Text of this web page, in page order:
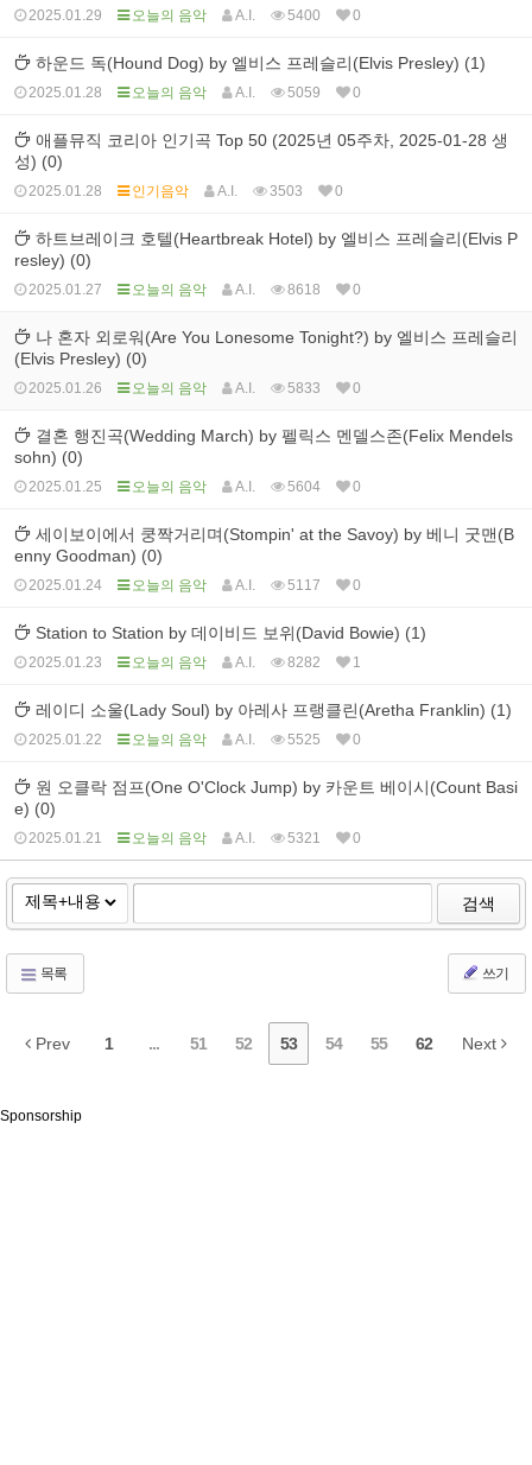
2025.01.29 오늘의 음악 A.I. 5400 0
하운드 독(Hound Dog) by 엘비스 프레슬리(Elvis Presley) (1)
2025.01.28 오늘의 음악 A.I. 5059 0
애플뮤직 코리아 인기곡 Top 50 (2025년 05주차, 2025-01-28 생
성) (0)
2025.01.28 인기음악 A.I. 3503 0
하트브레이크 호텔(Heartbreak Hotel) by 엘비스 프레슬리(Elvis P
resley) (0)
2025.01.27 오늘의 음악 A.I. 8618 0
나 혼자 외로워(Are You Lonesome Tonight?) by 엘비스 프레슬리
(Elvis Presley) (0)
2025.01.26 오늘의 음악 A.I. 5833 0
결혼 행진곡(Wedding March) by 펠릭스 멘델스존(Felix Mendels
sohn) (0)
2025.01.25 오늘의 음악 A.I. 5604 0
세이보이에서 쿵짝거리며(Stompin' at the Savoy) by 베니 굿맨(B
enny Goodman) (0)
2025.01.24 오늘의 음악 A.I. 5117 0
Station to Station by 데이비드 보위(David Bowie) (1)
2025.01.23 오늘의 음악 A.I. 8282 1
레이디 소울(Lady Soul) by 아레사 프랭클린(Aretha Franklin) (1)
2025.01.22 오늘의 음악 A.I. 5525 0
원 오클락 점프(One O'Clock Jump) by 카운트 베이시(Count Basi
e) (0)
2025.01.21 오늘의 음악 A.I. 5321 0
검색
목록 쓰기
Prev 1 ... 51 52 53 54 55 62 Next
Sponsorship